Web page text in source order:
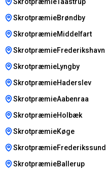
SkrotpræmieBrøndby
SkrotpræmieMiddelfart
SkrotpræmieFrederikshavn
SkrotpræmieLyngby
SkrotpræmieHaderslev
SkrotpræmieAabenraa
SkrotpræmieHolbæk
SkrotpræmieKøge
SkrotpræmieFrederikssund
SkrotpræmieBallerup